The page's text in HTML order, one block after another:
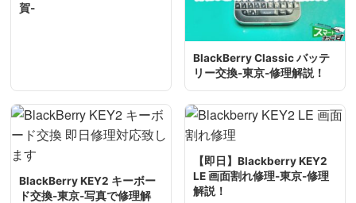
賀-
BlackBerry Classic バッテ
リー交換-東京-修理解説！
BlackBerry KEY2 キーボー
ド交換-東京-写真で修理解
【即日】Blackberry KEY2
LE 画面割れ修理-東京-修理
解説！